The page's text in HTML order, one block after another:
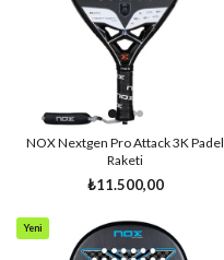
NOX Nextgen Pro Attack 3K Padel
Raketi
₺11.500,00
Yeni